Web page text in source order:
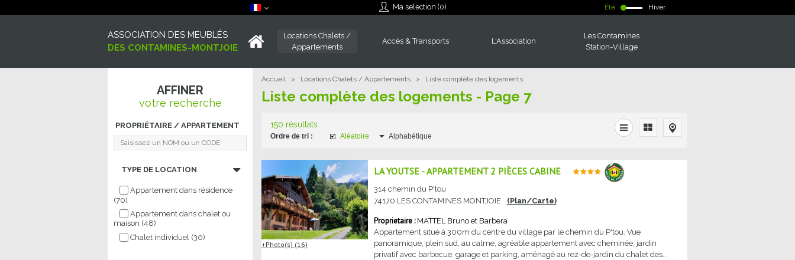
Ma selection (0) Été Hiver
ASSOCIATION DES MEUBLÉS
DES CONTAMINES-MONTJOIE
Locations Chalets /
Appartements
Accès & Transports L'Association
Les Contamines
Station-Village
Accueil > Locations Chalets / Appartements > Liste complète des logements
Liste complète des logements - Page 7
150 résultats
Ordre de tri : Aléatoire Alphabétique
Photo(s) (16)
LA YOUTSE - APPARTEMENT 2 PIÈCES CABINE
314 chemin du P'tou
74170 LES CONTAMINES MONTJOIE (Plan/Carte)
MATTEL Bruno et Barbera
Appartement situé à 300m du centre du village par le chemin du P'tou. Vue
panoramique, plein sud, au calme, agréable appartement avec cheminée, jardin
privatif avec barbecue, garage et parking, aménagé au rez-de-jardin du chalet des...
AFFINER
votre recherche
PROPRIÉTAIRE / APPARTEMENT
TYPE DE LOCATION
Appartement dans résidence
(70)
Appartement dans chalet ou
maison (48)
Chalet individuel (30)